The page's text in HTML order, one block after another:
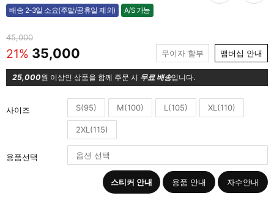
배송 2-3일 소요(주말/공휴일 제외) A/S 가능
가능
45,000
21% 35,000 무이자 할부 맴버십 안내
25,000원 이상인 상품을 함께 주문 시 무료 배송입니다.
사이즈 S(95) M(100) L(105) XL(110)
2XL(115)
용품선택
스티커 안내 용품 안내 자수안내